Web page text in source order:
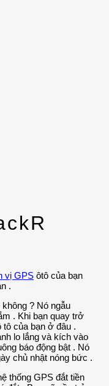
vị GPS ôtô của bạn
.
? Nó ngẫu
. Khi bạn quay trở
tô của bạn ở đâu .
lo lắng và kích vào
báo động bật . Nó
chủ nhật nóng bức .
thống GPS đắt tiền